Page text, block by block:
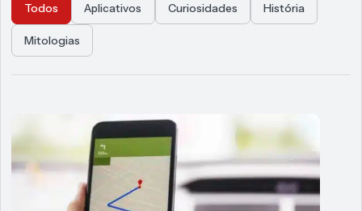
Todos Aplicativos Curiosidades História
Mitologias
Articles